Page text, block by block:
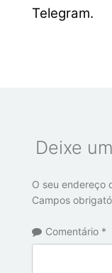
Telegram.
Deixe
O seu endereço
Campos
Comentário *